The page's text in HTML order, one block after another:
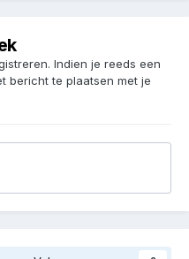
Indien je reeds een
bericht te plaatsen met je